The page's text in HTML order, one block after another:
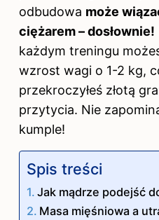
odbudowa może
ciężarem – dosłownie!
każdym treningu
wzrost wagi o 1-2 kg,
przekroczyłeś złotą
przytycia. Nie
kumple!
Spis treści
Jak mądrze podejść
Masa mięśniowa a